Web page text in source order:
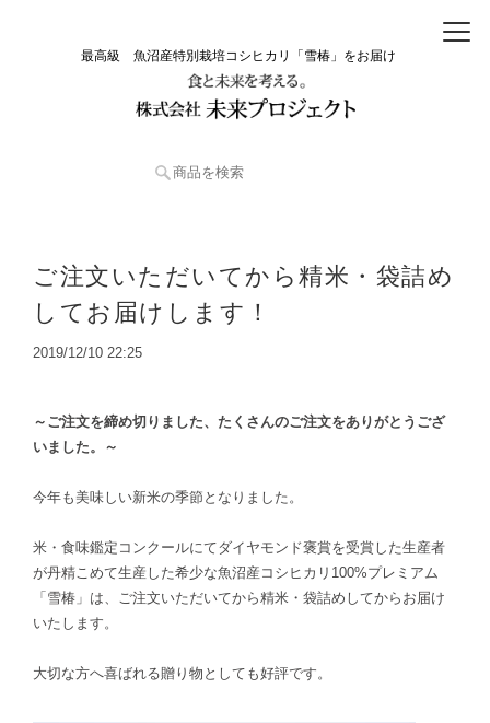
最高級 魚沼産特別栽培コシヒカリ「雪椿」をお届け
ご注文いただいてから精米・袋詰め
してお届けします！
2019/12/10 22:25
～ご注文を締め切りました、たくさんのご注文をありがとうござ
いました。～
今年も美味しい新米の季節となりました。
米・食味鑑定コンクールにてダイヤモンド褒賞を受賞した生産者
が丹精こめて生産した希少な魚沼産コシヒカリ100%プレミアム
「雪椿」は、ご注文いただいてから精米・袋詰めしてからお届け
いたします。
大切な方へ喜ばれる贈り物としても好評です。